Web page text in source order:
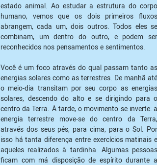
estado animal. Ao estudar a estrutura do corpo
humano, vemos que os dois primeiros fluxos
abrangem, cada um, dois outros. Todos eles se
combinam, um dentro do outro, e podem ser
reconhecidos nos pensamentos e sentimentos.
Você é um foco através do qual passam tanto as
energias solares como as terrestres. De manhã até
o meio-dia transitam por seu corpo as energias
solares, descendo do alto e se dirigindo para o
centro da Terra. À tarde, o movimento se inverte: a
energia terrestre move-se do centro da Terra,
através dos seus pés, para cima, para o Sol. Por
isso há tanta diferença entre exercícios matinais e
aqueles realizados à tardinha. Algumas pessoas
ficam com má disposição de espírito durante a